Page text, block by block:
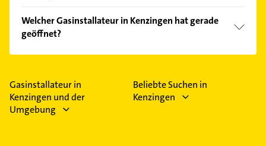
Kundenmeinungen und profitieren Sie von den
Empfehlungen. Die Suchergebnisse können Sie sich
einfach nachBewertungensortiert anzeigen lassen.
Welcher Gasinstallateur in Kenzingen hat gerade
geöffnet?
Im Anbieter-Bereich finden Sie alleÖffnungszeiten.
Feiertagen abweichen können.
Gasinstallateur in
Kenzingen und der
Umgebung
Beliebte Suchen in
Kenzingen